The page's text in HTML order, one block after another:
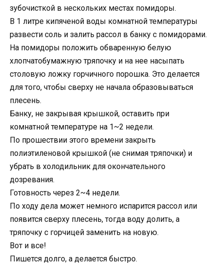
зубочисткой в нескольких местах помидоры.
В 1 литре кипяченой воды комнатной температуры
развести соль и залить рассол в банку с помидорами.
На помидоры положить обваренную белую
хлопчатобумажную тряпочку и на нее насыпать
столовую ложку горчичного порошка. Это делается
для того, чтобы сверху не начала образовываться
плесень.
Банку, не закрывая крышкой, оставить при
комнатной температуре на 1~2 недели.
По прошествии этого времени закрыть
полиэтиленовой крышкой (не снимая тряпочки) и
убрать в холодильник для окончательного
дозревания.
Готовность через 2~4 недели.
По ходу дела может немного испарится рассол или
появится сверху плесень, тогда воду долить, а
тряпочку с горчицей заменить на новую.
Вот и все!
Пишется долго, а делается быстро.